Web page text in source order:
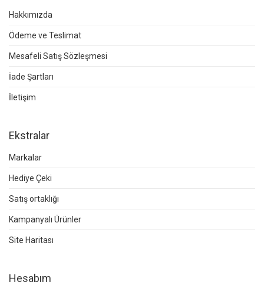
Hakkımızda
Ödeme ve Teslimat
Mesafeli Satış Sözleşmesi
İade Şartları
İletişim
Ekstralar
Markalar
Hediye Çeki
Satış ortaklığı
Kampanyalı Ürünler
Site Haritası
Hesabım